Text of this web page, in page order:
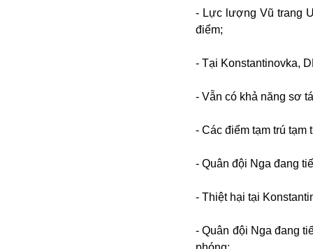
- Lực lượng Vũ trang
điểm;
- Tại Konstantinovka,
- Vẫn có khả năng sơ
- Các điểm tạm trú
- Quân đội Nga đang
- Thiệt hại tại
- Quân đội Nga đang